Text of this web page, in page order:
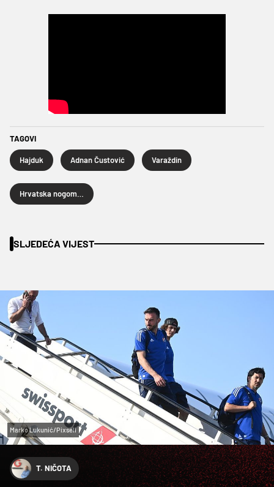
TAGOVI
Hajduk Adnan Čustović Varaždin
SLJEDEĆA VIJEST
Marko Lukunić/Pixsell
T. NIČOTA